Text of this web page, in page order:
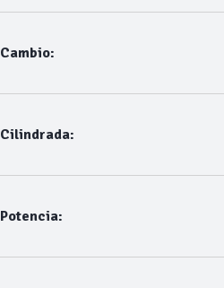
Cambio:
Cilindrada:
Potencia: